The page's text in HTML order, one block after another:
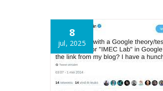
8
jul, 2025